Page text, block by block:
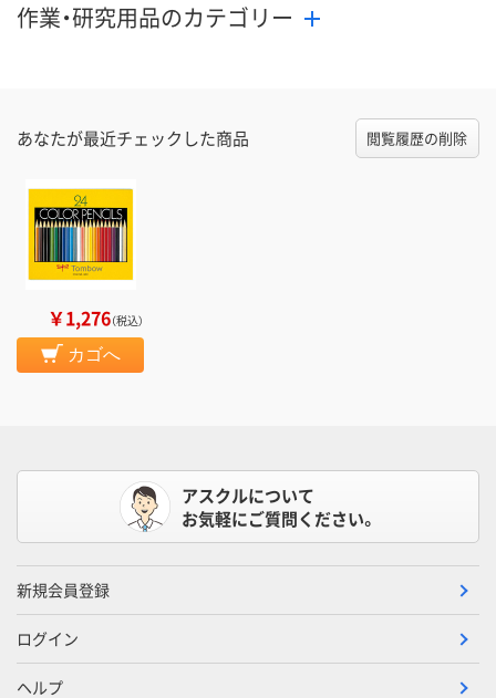
作業・研究用品のカテゴリー
あなたが最近チェックした商品 閲覧履歴の削除
￥1,276（税込）
カゴへ
アスクルについて
お気軽にご質問ください。
新規会員登録
ログイン
ヘルプ